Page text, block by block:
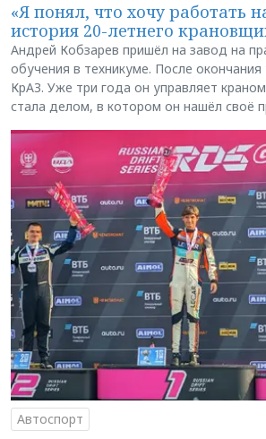
«Я понял, что хочу работать
история 20-летнего
Андрей Кобзарев пришёл на завод на
обучения в техникуме. После окончания
КрАЗ. Уже три года он управляет
стала делом, в котором он нашёл своё
Автоспорт